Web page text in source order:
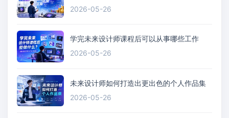
2026-05-26
学完未来设计师课程后可以从事哪些工作
2026-05-26
未来设计师如何打造出更出色的个人作品集
2026-05-26